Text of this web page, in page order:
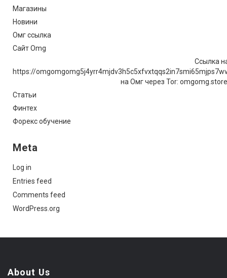
Магазины
Новини
Омг ссылка
Сайт Omg
Ссылка
https://
на Омг через Tor:
Статьи
Финтех
Форекс обучение
Meta
Log in
Entries feed
Comments feed
WordPress.org
About Us